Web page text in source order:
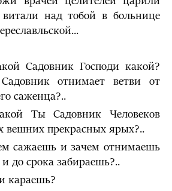
над тобой в больнице
Садовник Господи какой?
отнимает ветви от
саженца?..
Ты Садовник Человеков
вешних прекрасных ярых?..
сажаешь и зачем отнимаешь
до срока забираешь?..
караешь?